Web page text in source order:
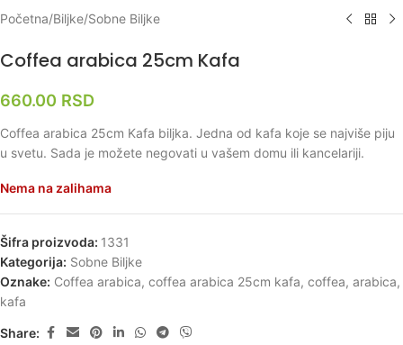
Početna/Biljke/Sobne Biljke
Coffea arabica 25cm Kafa
660.00 RSD
Coffea arabica 25cm Kafa biljka. Jedna od kafa koje se najviše piju
u svetu. Sada je možete negovati u vašem domu ili kancelariji.
Nema na zalihama
Šifra proizvoda: 1331
Kategorija: Sobne Biljke
Oznake: Coffea arabica, coffea arabica 25cm kafa, coffea, arabica,
kafa
Share: